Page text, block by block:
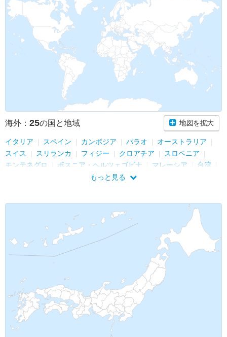
海外： 25の国と地域 地図を拡大
イタリア スペイン カンボジア パラオ
オーストラリア
スイス
スリランカ フィジー クロアチア
スロベニア
モンテネグロ
ボスニア・ヘルツェゴビナ マレーシア
台湾
エクアドル
もっと見る